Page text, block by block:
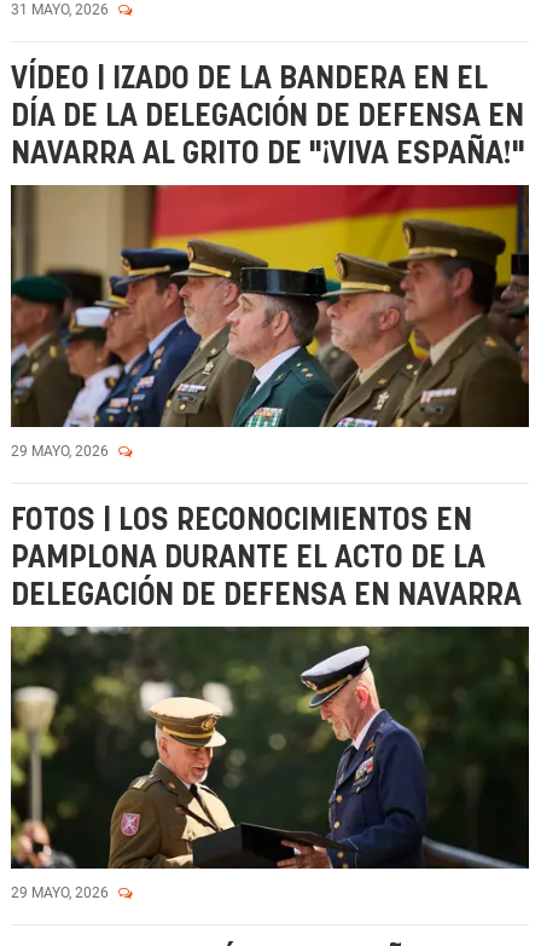
31 MAYO, 2026
VÍDEO | IZADO DE LA BANDERA EN EL
DÍA DE LA DELEGACIÓN DE DEFENSA EN
NAVARRA AL GRITO DE "¡VIVA ESPAÑA!"
29 MAYO, 2026
FOTOS | LOS RECONOCIMIENTOS EN
PAMPLONA DURANTE EL ACTO DE LA
DELEGACIÓN DE DEFENSA EN NAVARRA
29 MAYO, 2026